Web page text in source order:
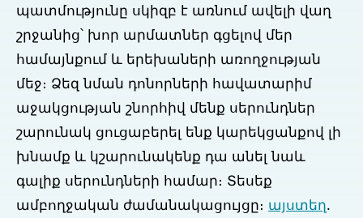
պատմությունը սկիզբ է առնում ավելի վաղ
շրջանից՝ խոր արմատներ գցելով մեր
համայնքում և երեխաների առողջության
մեջ։ Ձեզ նման դոնորների հավատարիմ
աջակցության շնորհիվ մենք սերունդներ
շարունակ ցուցաբերել ենք կարեկցանքով լի
խնամք և կշարունակենք դա անել նաև
գալիք սերունդների համար։ Տեսեք
ամբողջական ժամանակացույցը։ այստեղ.